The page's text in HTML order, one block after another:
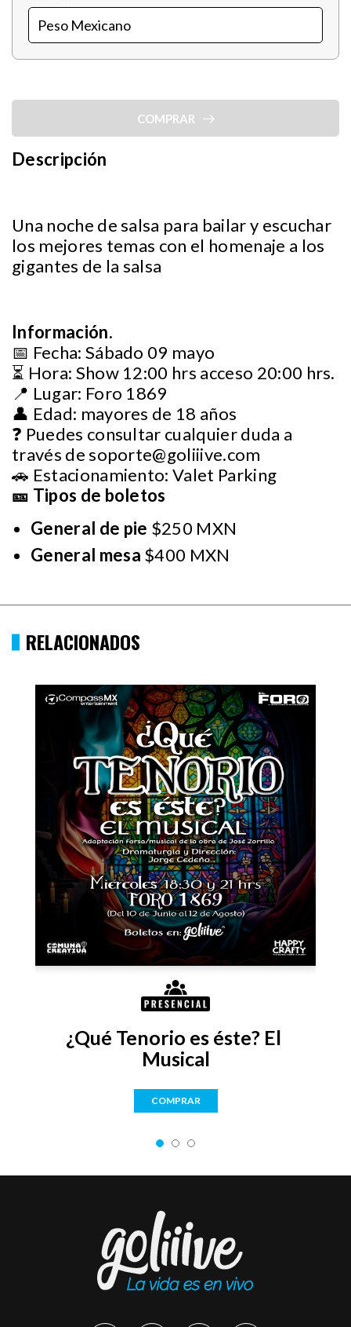
COMPRAR
Descripción
Una noche de salsa para bailar y escuchar
los mejores temas con el homenaje a los
gigantes de la salsa
Información.
📅 Fecha: Sábado 09 mayo
⏳ Hora: Show 12:00 hrs acceso 20:00 hrs.
📍 Lugar: Foro 1869
👤 Edad: mayores de 18 años
❓ Puedes consultar cualquier duda a
través desoporte@goliiive.com
🚗 Estacionamiento: Valet Parking
🎫 Tipos de boletos
General de pie $250 MXN
General mesa $400 MXN
RELACIONADOS
¿Qué Tenorio es éste? El
Musical
COMPRAR